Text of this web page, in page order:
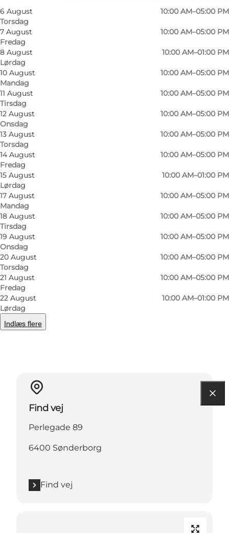
6 August
Torsdag
10:00 AM–05:00 PM
7 August
Fredag
10:00 AM–05:00 PM
8 August
Lørdag
10:00 AM–01:00 PM
10 August
Mandag
10:00 AM–05:00 PM
11 August
Tirsdag
10:00 AM–05:00 PM
12 August
Onsdag
10:00 AM–05:00 PM
13 August
Torsdag
10:00 AM–05:00 PM
14 August
Fredag
10:00 AM–05:00 PM
15 August
Lørdag
10:00 AM–01:00 PM
17 August
Mandag
10:00 AM–05:00 PM
18 August
Tirsdag
10:00 AM–05:00 PM
19 August
Onsdag
10:00 AM–05:00 PM
20 August
Torsdag
10:00 AM–05:00 PM
21 August
Fredag
10:00 AM–05:00 PM
22 August
Lørdag
10:00 AM–01:00 PM
Indlæs flere
Anni, der er uddannet skiltemager og
blomsterdekoratør, er leveringsdygtig i alt fra
buketter til blomsterdekorationer.
Til de ganske særlige lejligheder bindes der
naturligvis også kranse og buketter.
Derudover finder du også brugskunst og
anderledes sjove planter i butikken.
Facebook
Læs mere
Find vej
Perlegade 89
6400 Sønderborg
Find vej